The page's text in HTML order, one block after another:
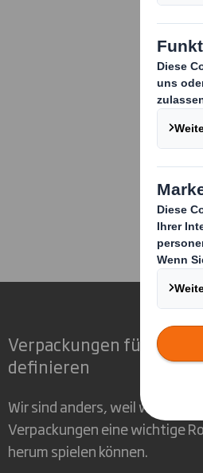
Verpackungen für eine
definieren
Wir sind anders, weil wir die
Verpackungen eine wichtige
herum spielen können.